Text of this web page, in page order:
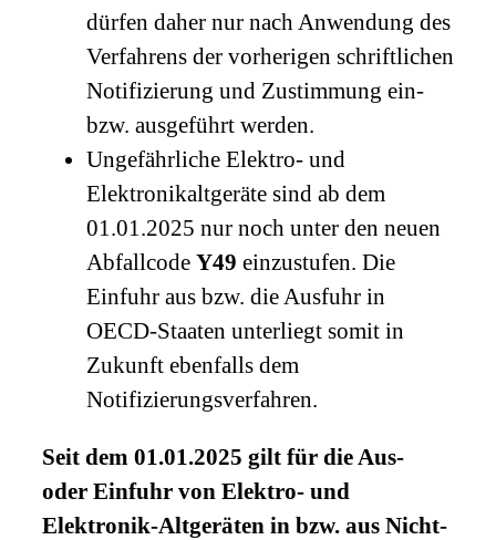
dürfen daher nur nach Anwendung des
Verfahrens der vorherigen schriftlichen
Notifizierung und Zustimmung ein-
bzw. ausgeführt werden.
Ungefährliche Elektro- und
Elektronikaltgeräte sind ab dem
01.01.2025 nur noch unter den neuen
Abfallcode Y49 einzustufen. Die
Einfuhr aus bzw. die Ausfuhr in
OECD-Staaten unterliegt somit in
Zukunft ebenfalls dem
Notifizierungsverfahren.
Seit dem 01.01.2025 gilt für die Aus-
oder Einfuhr von Elektro- und
Elektronik-Altgeräten in bzw. aus Nicht-